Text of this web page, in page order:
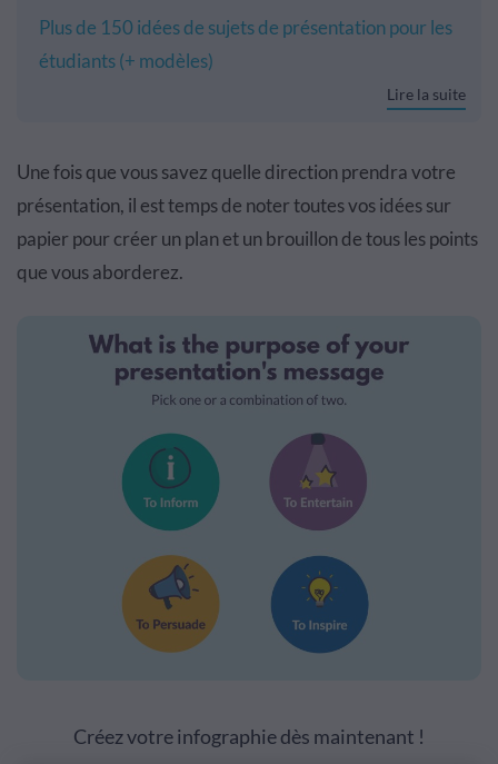
Plus de 150 idées de sujets de présentation pour les
étudiants (+ modèles)
Lire la suite
Une fois que vous savez quelle direction prendra votre
présentation, il est temps de noter toutes vos idées sur
papier pour créer un plan et un brouillon de tous les points
que vous aborderez.
Créez votre infographie dès maintenant !